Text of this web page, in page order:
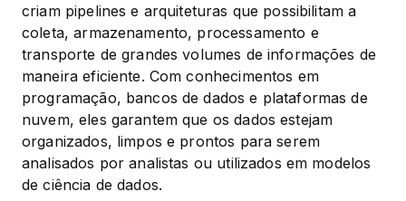
criam pipelines e arquiteturas que possibilitam a
coleta, armazenamento, processamento e
transporte de grandes volumes de informações de
maneira eficiente. Com conhecimentos em
programação, bancos de dados e plataformas de
nuvem, eles garantem que os dados estejam
organizados, limpos e prontos para serem
analisados por analistas ou utilizados em modelos
de ciência de dados.